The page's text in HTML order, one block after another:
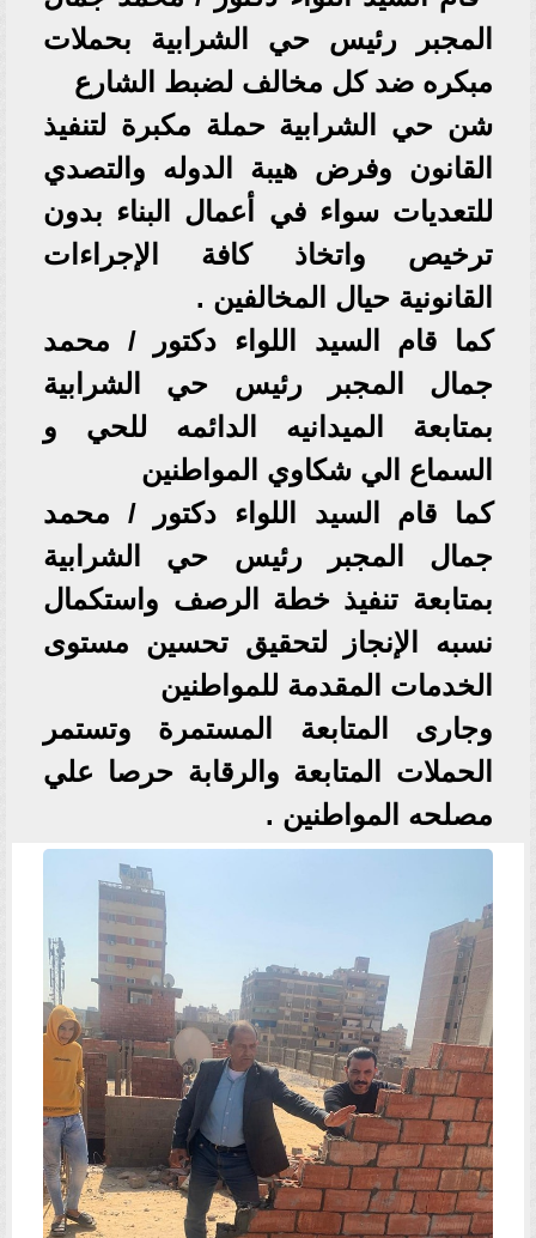
المجبر رئيس حي الشرابية بحملات
مبكره ضد كل مخالف لضبط الشارع
شن حي الشرابية حملة مكبرة لتنفيذ
القانون وفرض هيبة الدوله والتصدي
للتعديات سواء في أعمال البناء بدون
ترخيص واتخاذ كافة الإجراءات
القانونية حيال المخالفين .
كما قام السيد اللواء دكتور / محمد
جمال المجبر رئيس حي الشرابية
بمتابعة الميدانيه الدائمه للحي و
السماع الي شكاوي المواطنين
كما قام السيد اللواء دكتور / محمد
جمال المجبر رئيس حي الشرابية
بمتابعة تنفيذ خطة الرصف واستكمال
نسبه الإنجاز لتحقيق تحسين مستوى
الخدمات المقدمة للمواطنين
وجارى المتابعة المستمرة وتستمر
الحملات المتابعة والرقابة حرصا علي
مصلحه المواطنين .